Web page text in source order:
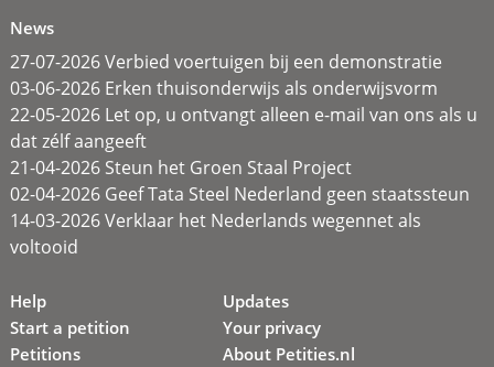
News
27-07-2026 Verbied voertuigen bij een demonstratie
03-06-2026 Erken thuisonderwijs als onderwijsvorm
22-05-2026 Let op, u ontvangt alleen e-mail van ons als u
dat zélf aangeeft
21-04-2026 Steun het Groen Staal Project
02-04-2026 Geef Tata Steel Nederland geen staatssteun
14-03-2026 Verklaar het Nederlands wegennet als
voltooid
Help
Start a petition
Petitions
Updates
Your privacy
About Petities.nl